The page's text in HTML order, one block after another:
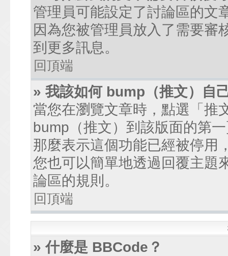
管理員可能設定了討論區的文
因為您被管理員放入了需要審
到更多訊息。
回頂端
» 我該如何 bump（推文）自
當您在瀏覽文章時，點選「推
bump（推文）到該版面的第
那麼表示這個功能已經被停用
您也可以簡單地透過回覆主題
論區的規則。
回頂端
» 什麼是 BBCode？